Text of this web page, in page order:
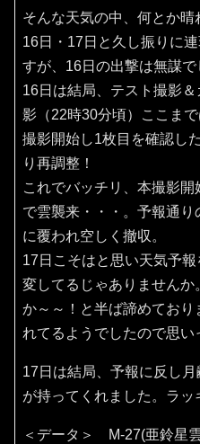
そんな天気の中、何とか晴
16日・17日と久し振りに
すが、16日の出撃は無謀で
16日は結局、テスト撮影
影（22時30分頃）ここま
撮影開始し1枚目を確認し
り再調整！
これでバッチリ、本撮影
で雲襲来・・・。予報通
に覆われ空しく撤収。
17日こそはと思い天気予
変してるじゃありません
か～～！と半ば諦めており
れてるようでしたので思い
17日は結局、予報に反し
が持ってくれました。ラッ
＜データ＞ M-27(亜鈴星